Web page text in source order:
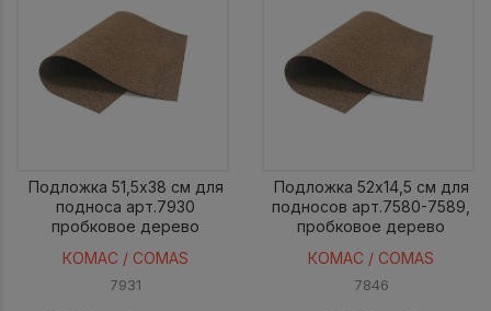
Подложка 51,5x38 см для
подноса арт.7930
пробковое дерево
КОМАС / COMAS
7931
Подложка 52x14,5 см для
подносов арт.7580-7589,
пробковое дерево
КОМАС / COMAS
7846